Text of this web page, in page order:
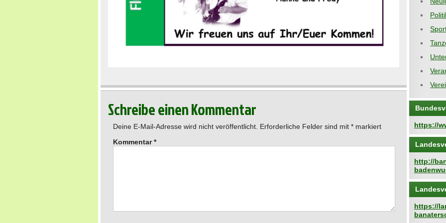
Schreibe einen Kommentar
Deine E-Mail-Adresse wird nicht veröffentlicht. Erforderliche Felder sind mit * markiert
Kommentar*
https://
http://
https://